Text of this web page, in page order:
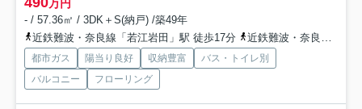
万円
- / 57.36㎡ / 3DK＋S(納戸) /築49年
近鉄難波・奈良線「若江岩田」駅 徒歩17分
近鉄難波・奈良線「河内花園」駅 徒歩23分
都市ガス 陽当り良好 収納豊富
バス・トイレ別
バルコニー
フローリング